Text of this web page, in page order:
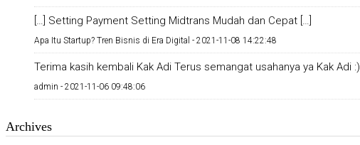
[…] Setting Payment Setting Midtrans Mudah dan Cepat […]
Apa Itu Startup? Tren Bisnis di Era Digital - 2021-11-08 14:22:48
Terima kasih kembali Kak Adi Terus semangat usahanya ya Kak Adi :)
admin - 2021-11-06 09:48:06
Archives